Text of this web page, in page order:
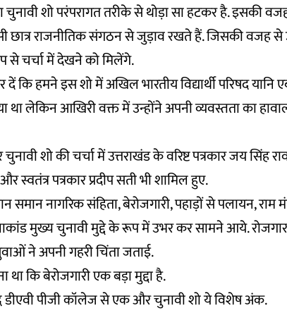
शो परंपरागत तरीके से थोड़ा सा हटकर है. इसकी
छात्र राजनीतिक संगठन से जुड़ाव रखते हैं. जिसकी वजह
से चर्चा में देखने को मिलेंगे.
कि हमने इस शो में अखिल भारतीय विद्यार्थी परिषद यानि
था लेकिन आखिरी वक्त में उन्होंने अपनी व्यवस्तता का
शो की चर्चा में उत्तराखंड के वरिष्ट पत्रकार जय सिंह
स्वतंत्र पत्रकार प्रदीप सती भी शामिल हुए.
समान नागरिक संहिता, बेरोजगारी, पहाड़ों से पलायन, राम
मुख्य चुनावी मुद्दे के रूप में उभर कर सामने आये.
ने अपनी गहरी चिंता जताई.
कि बेरोजगारी एक बड़ा मुद्दा है.
डीएवी पीजी कॉलेज से एक और चुनावी शो ये विशेष अंक.